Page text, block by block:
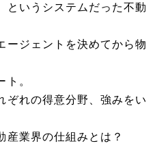
というシステムだった不動
ージェントを決めてから物
ト。
ぞれの得意分野、強みをい
産業界の仕組みとは？